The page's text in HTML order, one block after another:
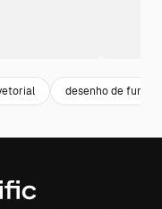
desenho de fundo